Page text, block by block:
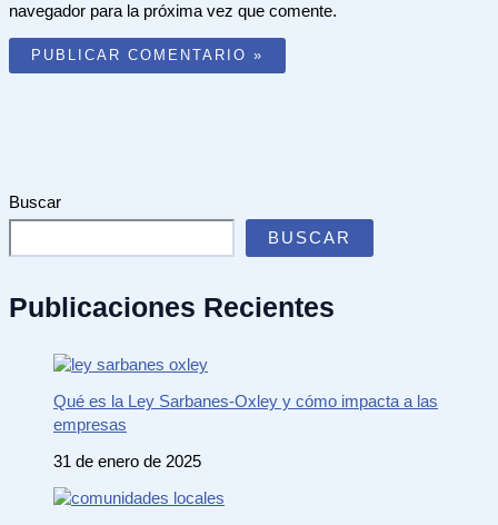
navegador para la próxima vez que comente.
Buscar
BUSCAR
Publicaciones Recientes
Qué es la Ley Sarbanes-Oxley y cómo impacta a las
empresas
31 de enero de 2025